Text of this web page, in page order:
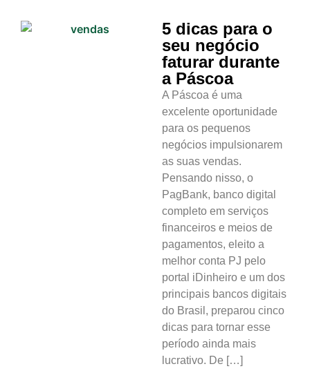
5 dicas para o
seu negócio
faturar durante
a Páscoa
A Páscoa é uma
excelente oportunidade
para os pequenos
negócios impulsionarem
as suas vendas.
Pensando nisso, o
PagBank, banco digital
completo em serviços
financeiros e meios de
pagamentos, eleito a
melhor conta PJ pelo
portal iDinheiro e um dos
principais bancos digitais
do Brasil, preparou cinco
dicas para tornar esse
período ainda mais
lucrativo. De […]